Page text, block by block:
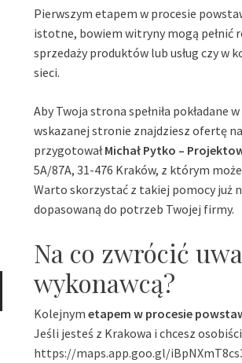
Pierwszym etapem w procesie
istotne, bowiem witryny mogą pełnić
sprzedaży produktów lub usług czy
sieci.
Aby Twoja strona spełniła
wskazanej stronie znajdziesz ofertę na
przygotowałMichał Pytko –
5A/87A, 31-476 Kraków, z którym
Warto skorzystać z takiej pomocy już
dopasowaną do potrzeb Twojej firmy.
Na co zwrócić
wykonawcą?
Kolejnymetapem w procesie
Jeśli jesteś z Krakowa i chcesz
https://maps.app.goo.gl/